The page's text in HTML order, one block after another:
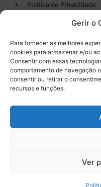
Gerir o
Para fornecer as melhores
cookies para armazenar e/ou
Consentir com essas
comportamento de navegação
consentir ou retirar o
recursos e funções.
Ver
Política de Privacidade
Categorias
Endodontia
Higiene Oral
Licença INFARMED Nº 220/